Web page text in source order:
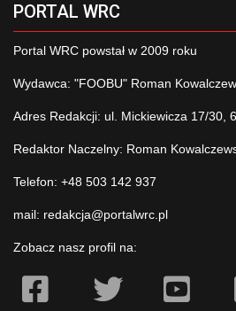
PORTAL WRC
Portal WRC powstał w 2009 roku
Wydawca: "FOOBU" Roman
Adres Redakcji: ul. Mickiewicza 17/30,
Redaktor Naczelny: Roman
Telefon: +48 503 142 937
mail: redakcja@portalwrc.pl
Zobacz nasz profil na: